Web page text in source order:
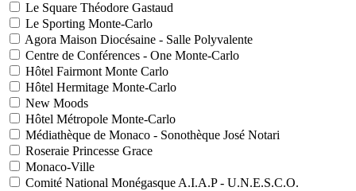
Le Square Théodore Gastaud
Le Sporting Monte-Carlo
Agora Maison Diocésaine - Salle Polyvalente
Centre de Conférences - One Monte-Carlo
Hôtel Fairmont Monte Carlo
Hôtel Hermitage Monte-Carlo
New Moods
Hôtel Métropole Monte-Carlo
Médiathèque de Monaco - Sonothèque José Notari
Roseraie Princesse Grace
Monaco-Ville
Comité National Monégasque A.I.A.P - U.N.E.S.C.O.